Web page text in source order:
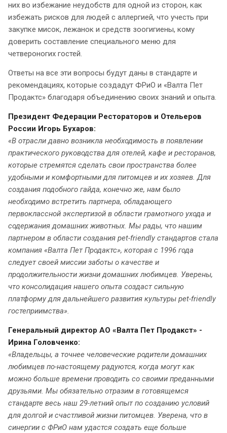
них во избежание неудобств для одной из сторон, как
избежать рисков для людей с аллергией, что учесть при
закупке мисок, лежанок и средств зоогигиены, кому
доверить составление специального меню для
четвероногих гостей.
Ответы на все эти вопросы будут даны в стандарте и
рекомендациях, которые создадут ФРиО и «Валта Пет
Продактс» благодаря объединению своих знаний и опыта.
Президент Федерации Рестораторов и Отельеров
России Игорь Бухаров:
«В отрасли давно возникла необходимость в появлении
практического руководства для отелей, кафе и ресторанов,
которые стремятся сделать свои пространства более
удобными и комфортными для питомцев и их хозяев. Для
создания подобного гайда, конечно же, нам было
необходимо встретить партнера, обладающего
первоклассной экспертизой в области грамотного ухода и
содержания домашних животных. Мы рады, что нашим
партнером в области создания pet-friendly стандартов стала
компания «Валта Пет Продактс», которая с 1996 года
следует своей миссии заботы о качестве и
продолжительности жизни домашних любимцев. Уверены,
что консолидация нашего опыта создаст сильную
платформу для дальнейшего развития культуры pet-friendly
гостеприимства».
Генеральный директор АО «Валта Пет Продакст» -
Ирина Головченко:
«Владельцы, а точнее человеческие родители домашних
любимцев по-настоящему радуются, когда могут как
можно больше времени проводить со своими преданными
друзьями. Мы обязательно отразим в готовящемся
стандарте весь наш 29-летний опыт по созданию условий
для долгой и счастливой жизни питомцев. Уверена, что в
синергии с ФРиО нам удастся создать еще больше